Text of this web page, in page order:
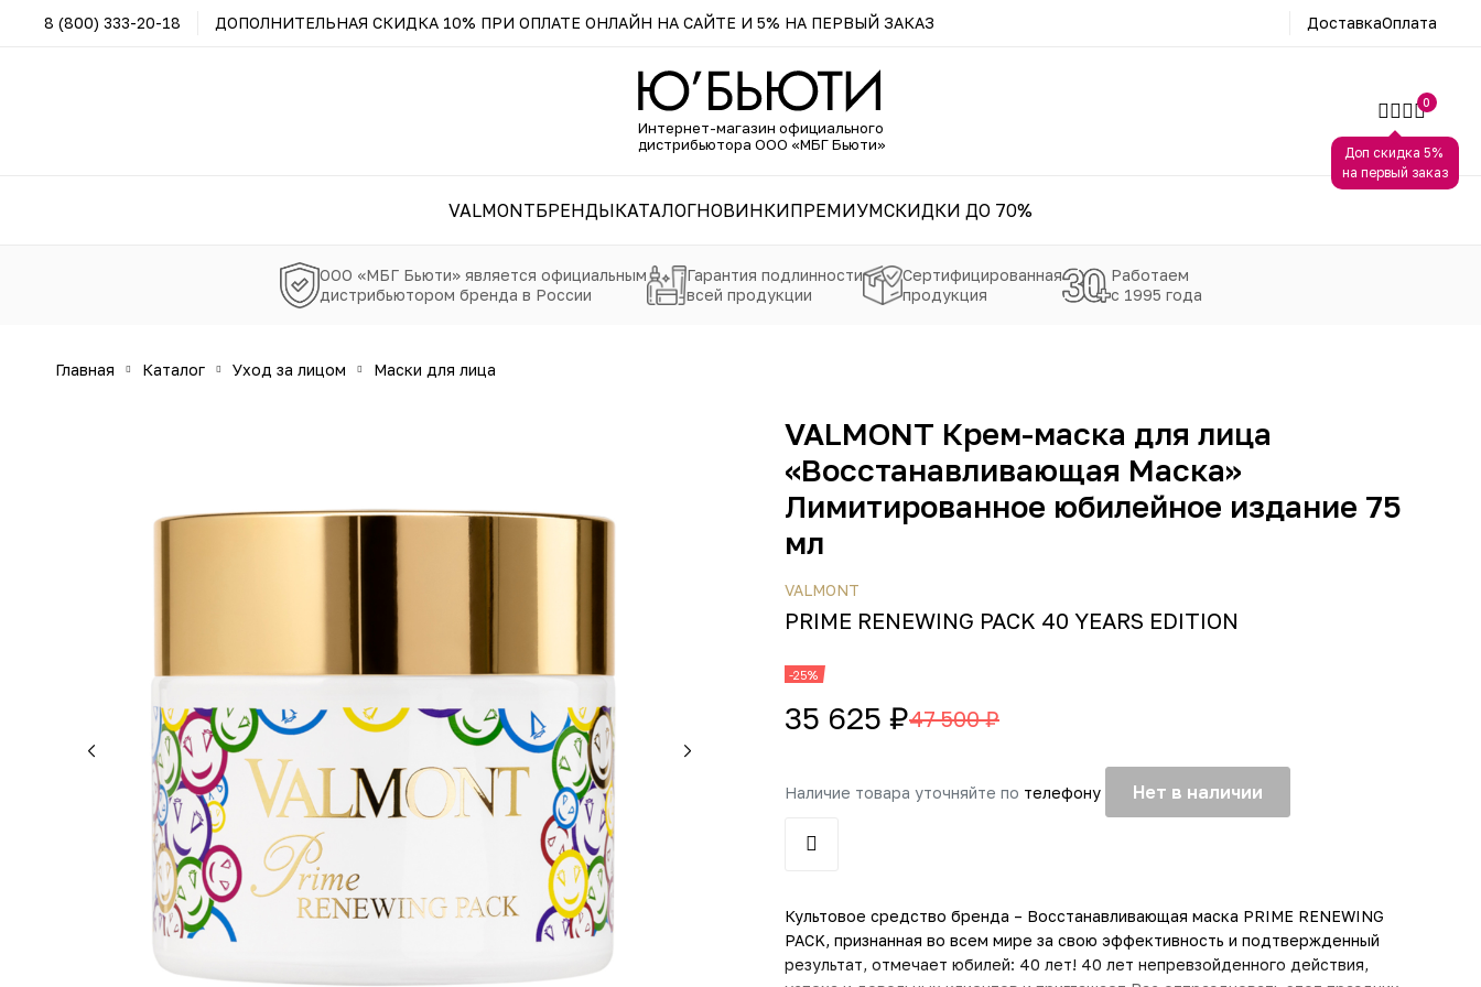
8 (800) 333-20-18 ДОПОЛНИТЕЛЬНАЯ СКИДКА 10% ПРИ ОПЛАТЕ ОНЛАЙН НА САЙТЕ И 5% НА ПЕРВЫЙ ЗАКАЗ ДоставкаОплата
Интернет-магазин официального
дистрибьютора ООО «МБГ Бьюти»
Доп скидка 5%
на первый заказ
0
VALMONTБРЕНДЫКАТАЛОГНОВИНКИПРЕМИУМСКИДКИ ДО 70%
ООО «МБГ Бьюти» является официальным
дистрибьютором бренда в России
Гарантия подлинности
всей продукции
Сертифицированная
продукция
Работаем
с 1995 года
главная каталог уход за лицом маски для лица
VALMONT Крем-маска для лица
«Восстанавливающая Маска»
Лимитированное юбилейное издание 75
мл
VALMONT
PRIME RENEWING PACK 40 YEARS EDITION
-25%
35 625 ₽47 500 ₽
Наличие товара уточняйте по телефону Нет в наличии
Культовое средство бренда – Восстанавливающая маска PRIME RENEWING
PACK, признанная во всем мире за свою эффективность и подтвержденный
результат, отмечает юбилей: 40 лет! 40 лет непревзойденного действия,